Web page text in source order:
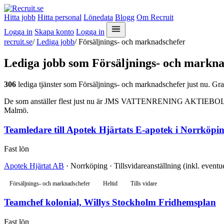
Hitta jobb Hitta personal Lönedata Blogg Om Recruit
Logga in Skapa konto Logga in
recruit.se/ Lediga jobb/ Försäljnings- och marknadschefer
Lediga jobb som Försäljnings- och
306 lediga tjänster som Försäljnings- och marknadschefer just nu.
De som anställer flest just nu är JMS VATTENRENING
Malmö.
Teamledare till Apotek Hjärtats E-apotek i
Fast lön
Apotek Hjärtat AB · Norrköping · Tillsvidareanställning (inkl.
Försäljnings- och marknadschefer Heltid Tills vidare
Teamchef kolonial, Willys Stockholm Fridhemsplan
Fast lön